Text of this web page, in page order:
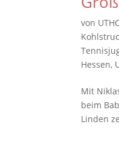
von
Hessen,
Mit
beim
Linden